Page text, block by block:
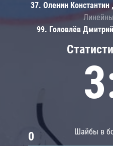
Шайбы в
0
37. Оленин
99. Головлёв